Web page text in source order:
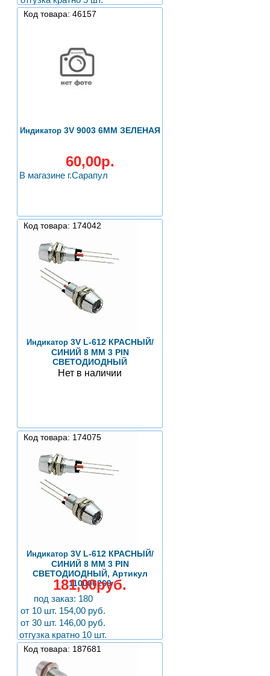
Код товара: 46157
Индикатор3V 9003 6MM ЗЕЛЕНАЯ
60,00р.
В магазине г.Сарапул
Код товара: 174042
Индикатор3V L-612 КРАСНЫЙ/
СИНИЙ 8 ММ 3 PIN
СВЕТОДИОДНЫЙ
Нет в наличии
Код товара: 174075
Индикатор3V L-612 КРАСНЫЙ/
СИНИЙ 8 ММ 3 PIN
СВЕТОДИОДНЫЙ, Артикул
110006269
181,00руб.
под заказ: 180
от 10 шт. 154,00 руб.
от 30 шт. 146,00 руб.
отгузка кратно 10 шт.
Код товара: 187681